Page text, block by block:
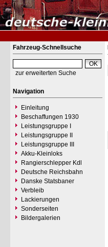
Fahrzeug-Schnellsuche
zur erweiterten Suche
Navigation
Einleitung
Beschaffungen 1930
Leistungsgruppe I
Leistungsgruppe II
Leistungsgruppe III
Akku-Kleinloks
Rangierschlepper Kdl
Deutsche Reichsbahn
Danske Statsbaner
Verbleib
Lackierungen
Sonderseiten
Bildergalerien